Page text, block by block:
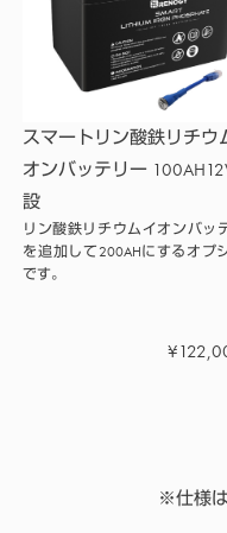
スマートリン酸鉄リチウ
オンバッテリー
設
リン酸鉄リチウムイオンバッ
を追加して200AHにするオプ
です。
※仕様